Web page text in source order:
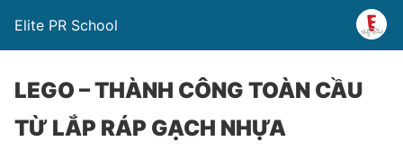
Elite PR School
LEGO – THÀNH CÔNG TOÀN CẦU
TỪ LẮP RÁP GẠCH NHỰA